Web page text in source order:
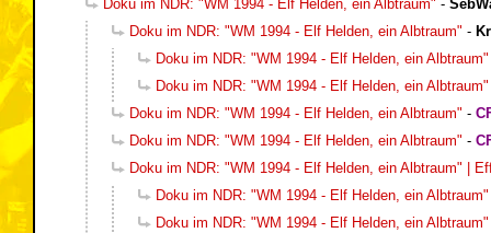
Doku im NDR: "WM 1994 - Elf Helden, ein Albtraum" -
Doku im NDR: "WM 1994 - Elf Helden, ein Albtraum" -
Doku im NDR: "WM 1994 - Elf Helden, ein Albtraum"
Doku im NDR: "WM 1994 - Elf Helden, ein Albtraum"
Doku im NDR: "WM 1994 - Elf Helden, ein Albtraum" -
Doku im NDR: "WM 1994 - Elf Helden, ein Albtraum" -
Doku im NDR: "WM 1994 - Elf Helden, ein Albtraum" |
Doku im NDR: "WM 1994 - Elf Helden, ein
Doku im NDR: "WM 1994 - Elf Helden, ein